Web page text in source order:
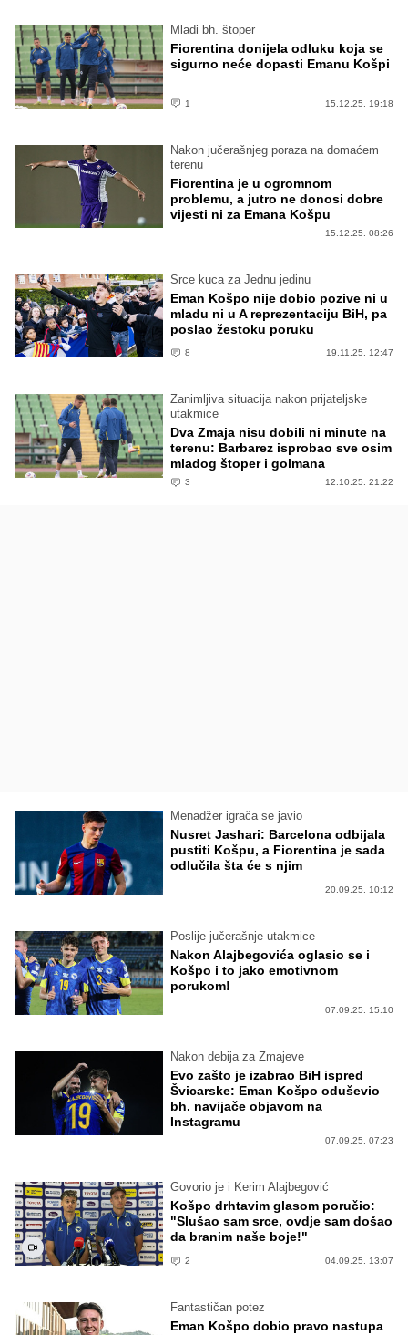
Mladi bh. štoper
Fiorentina donijela odluku koja se
sigurno neće dopasti Emanu Košpi
1 15.12.25. 19:18
Nakon jučerašnjeg poraza na domaćem
terenu
Fiorentina je u ogromnom
problemu, a jutro ne donosi dobre
vijesti ni za Emana Košpu
15.12.25. 08:26
Srce kuca za Jednu jedinu
Eman Košpo nije dobio pozive ni u
mladu ni u A reprezentaciju BiH, pa
poslao žestoku poruku
8 19.11.25. 12:47
Zanimljiva situacija nakon prijateljske
utakmice
Dva Zmaja nisu dobili ni minute na
terenu: Barbarez isprobao sve osim
mladog štoper i golmana
3 12.10.25. 21:22
Menadžer igrača se javio
Nusret Jashari: Barcelona odbijala
pustiti Košpu, a Fiorentina je sada
odlučila šta će s njim
20.09.25. 10:12
Poslije jučerašnje utakmice
Nakon Alajbegovića oglasio se i
Košpo i to jako emotivnom
porukom!
07.09.25. 15:10
Nakon debija za Zmajeve
Evo zašto je izabrao BiH ispred
Švicarske: Eman Košpo oduševio
bh. navijače objavom na
Instagramu
07.09.25. 07:23
Govorio je i Kerim Alajbegović
Košpo drhtavim glasom poručio:
"Slušao sam srce, ovdje sam došao
da branim naše boje!"
2 04.09.25. 13:07
Fantastičan potez
Eman Košpo dobio pravo nastupa